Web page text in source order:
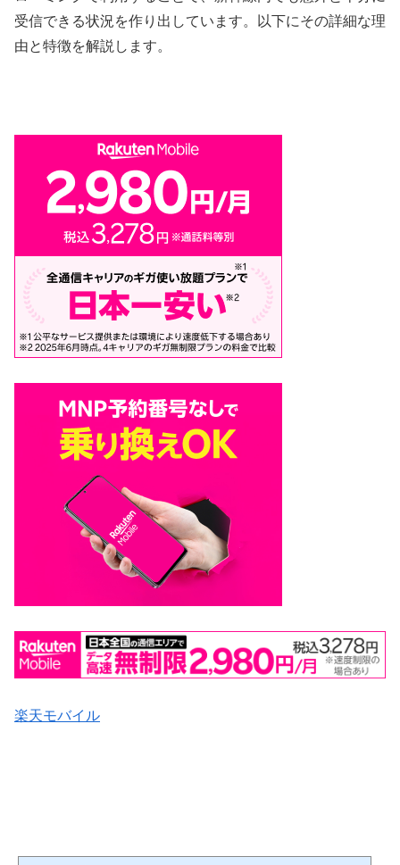
受信できる状況を作り出しています。以下にその詳細な理
由と特徴を解説します。
楽天モバイル